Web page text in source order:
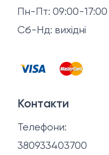
Пн-Пт: 09:00-17:00
Сб-Нд: вихідні
Волосся
Чоловіча
Косметика для
Відгуки
Договір оферти
Політика
Про нас
Контакти
Телефони:
380933403700